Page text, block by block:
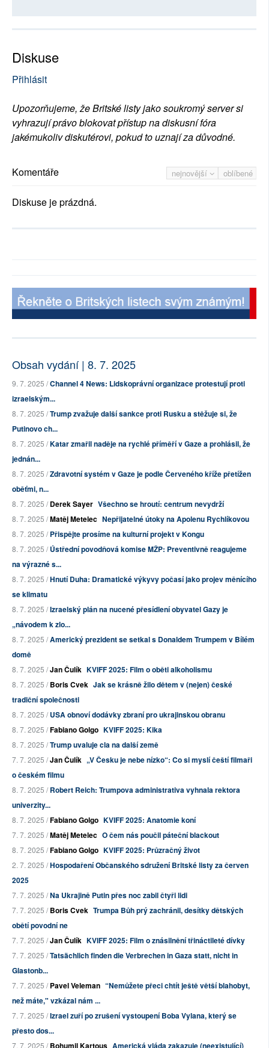
Diskuse
Přihlásit
Upozorňujeme, že Britské listy jako soukromý server si
vyhrazují právo blokovat přístup na diskusní fóra
jakémukoliv diskutérovi, pokud to uznají za důvodné.
nejnovější oblíbené
Komentáře
Diskuse je prázdná.
Obsah vydání | 8. 7. 2025
9. 7. 2025 /Channel 4 News: Lidskoprávní organizace protestují proti
izraelským...
8. 7. 2025 /Trump zvažuje další sankce proti Rusku a stěžuje si, že
Putinovo ch...
8. 7. 2025 /Katar zmařil naděje na rychlé příměří v Gaze a prohlásil, že
jednán...
8. 7. 2025 /Zdravotní systém v Gaze je podle Červeného kříže přetížen
oběťmi, n...
8. 7. 2025 /Derek Sayer Všechno se hroutí: centrum nevydrží
8. 7. 2025 /Matěj Metelec Nepřijatelné útoky na Apolenu Rychlíkovou
8. 7. 2025 /Přispějte prosíme na kulturní projekt v Kongu
8. 7. 2025 /Ústřední povodňová komise MŽP: Preventivně reagujeme
na výrazné s...
8. 7. 2025 /Hnutí Duha: Dramatické výkyvy počasí jako projev měnícího
se klimatu
8. 7. 2025 /Izraelský plán na nucené přesídlení obyvatel Gazy je
„návodem k zlo...
8. 7. 2025 /Americký prezident se setkal s Donaldem Trumpem v Bílém
domě
8. 7. 2025 /Jan Čulík KVIFF 2025: Film o oběti alkoholismu
8. 7. 2025 /Boris Cvek Jak se krásně žilo dětem v (nejen) české
tradiční společnosti
8. 7. 2025 /USA obnoví dodávky zbraní pro ukrajinskou obranu
8. 7. 2025 /Fabiano Golgo KVIFF 2025: Kika
8. 7. 2025 /Trump uvaluje cla na další země
7. 7. 2025 /Jan Čulík „V Česku je nebe nízko“: Co si myslí čeští filmaři
o českém filmu
8. 7. 2025 /Robert Reich: Trumpova administrativa vyhnala rektora
univerzity...
8. 7. 2025 /Fabiano Golgo KVIFF 2025: Anatomie koní
7. 7. 2025 /Matěj Metelec O čem nás poučil páteční blackout
8. 7. 2025 /Fabiano Golgo KVIFF 2025: Průzračný život
2. 7. 2025 /Hospodaření Občanského sdružení Britské listy za červen
2025
7. 7. 2025 /Na Ukrajině Putin přes noc zabil čtyři lidi
7. 7. 2025 /Boris Cvek Trumpa Bůh prý zachránil, desítky dětských
obětí povodní ne
7. 7. 2025 /Jan Čulík KVIFF 2025: Film o znásilnění třináctileté dívky
7. 7. 2025 /Tatsächlich finden die Verbrechen in Gaza statt, nicht in
Glastonb...
7. 7. 2025 /Pavel Veleman “Nemůžete přeci chtít ještě větší blahobyt,
než máte," vzkázal nám ...
7. 7. 2025 /Izrael zuří po zrušení vystoupení Boba Vylana, který se
přesto dos...
7. 7. 2025 /Bohumil Kartous Americká vláda zakazuje (neexistující)